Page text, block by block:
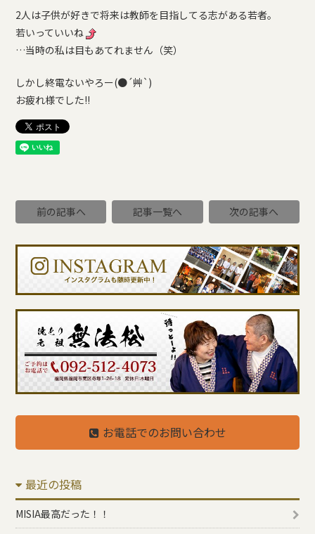
2人は子供が好きで将来は教師を目指してる志がある若者。
若いっていいね
…当時の私は目もあてれません（笑）
しかし終電ないやろー(●´艸`)
お疲れ様でした!!
前の記事へ 記事一覧へ 次の記事へ
お電話でのお問い合わせ
最近の投稿
MISIA最高だった！！